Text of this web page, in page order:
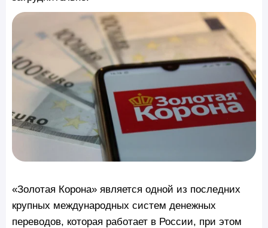
«Золотая Корона» является одной из последних
крупных международных систем денежных
переводов, которая работает в России, при этом